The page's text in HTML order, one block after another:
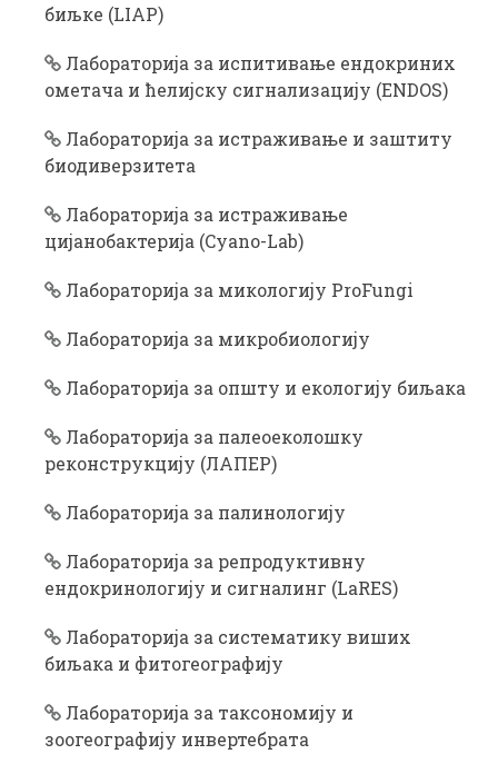
биљке (LIAP)
Лабораторија за испитивање ендокриних
ометача и ћелијску сигнализацију (ENDOS)
Лабораторија за истраживање и заштиту
биодиверзитета
Лабораторија за истраживање
цијанобактерија (Cyano-Lab)
Лабораторија за микологију ProFungi
Лабораторија за микробиологију
Лабораторија за општу и екологију биљака
Лабораторија за палеоеколошку
реконструкцију (ЛАПЕР)
Лабораторија за палинологију
Лабораторија за репродуктивну
ендокринологију и сигналинг (LaRES)
Лабораторија за систематику виших
биљака и фитогеографију
Лабораторија за таксономију и
зоогеографију инвертебрата